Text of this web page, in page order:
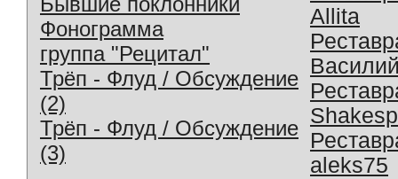
Фонограмма
группа "Рецитал"
Трёп - Флуд / Обсуждение
(2)
Трёп - Флуд / Обсуждение
(3)
Allita
aleks75